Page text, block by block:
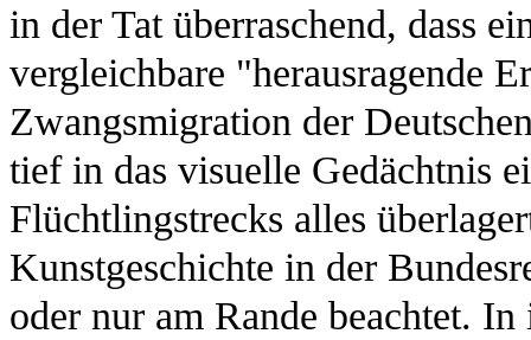
in der Tat überraschend, dass
vergleichbare "herausragende
Zwangsmigration der
tief in das visuelle Gedächtnis
Flüchtlingstrecks alles
Kunstgeschichte in der
oder nur am Rande beachtet.